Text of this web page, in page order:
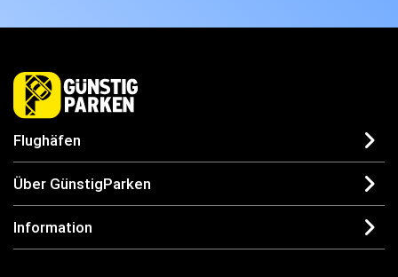
Flughäfen
Über GünstigParken
Information